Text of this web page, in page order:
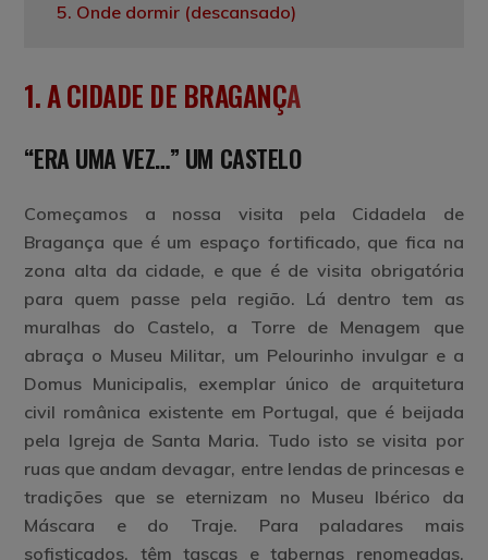
5. Onde dormir (descansado)
1. A CIDADE DE BRAGANÇA
“ERA UMA VEZ…” UM CASTELO
Começamos a nossa visita pela Cidadela de
Bragança que é um espaço fortificado, que fica na
zona alta da cidade, e que é de visita obrigatória
para quem passe pela região. Lá dentro tem as
muralhas do Castelo, a Torre de Menagem que
abraça o Museu Militar, um Pelourinho invulgar e a
Domus Municipalis, exemplar único de arquitetura
civil românica existente em Portugal, que é beijada
pela Igreja de Santa Maria. Tudo isto se visita por
ruas que andam devagar, entre lendas de princesas e
tradições que se eternizam no Museu Ibérico da
Máscara e do Traje. Para paladares mais
sofisticados, têm tascas e tabernas renomeadas,